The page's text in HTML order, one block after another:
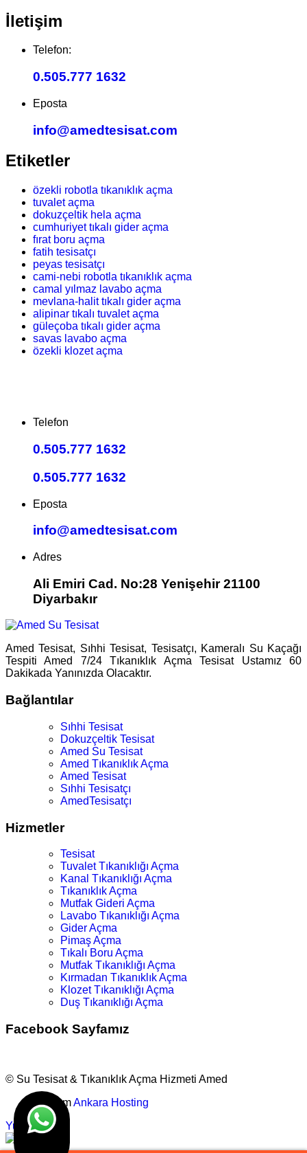
İletişim
Telefon:
0.505.777 1632
Eposta
info@amedtesisat.com
Etiketler
özekli robotla tıkanıklık açma
tuvalet açma
dokuzçeltik hela açma
cumhuriyet tıkalı gider açma
fırat boru açma
fatih tesisatçı
peyas tesisatçı
cami-nebi robotla tıkanıklık açma
camal yılmaz lavabo açma
mevlana-halit tıkalı gider açma
alipinar tıkalı tuvalet açma
güleçoba tıkalı gider açma
savas lavabo açma
özekli klozet açma
Telefon
0.505.777 1632
0.505.777 1632
Eposta
info@amedtesisat.com
Adres
Ali Emiri Cad. No:28 Yenişehir 21100
Diyarbakır
Amed Tesisat, Sıhhi Tesisat, Tesisatçı, Kameralı Su Kaçağı
Tespiti Amed 7/24 Tıkanıklık Açma Tesisat Ustamız 60
Dakikada Yanınızda Olacaktır.
Bağlantılar
Sıhhi Tesisat
Dokuzçeltik Tesisat
Amed Su Tesisat
Amed Tıkanıklık Açma
Amed Tesisat
Sıhhi Tesisatçı
AmedTesisatçı
Hizmetler
Tesisat
Tuvalet Tıkanıklığı Açma
Kanal Tıkanıklığı Açma
Tıkanıklık Açma
Mutfak Gideri Açma
Lavabo Tıkanıklığı Açma
Gider Açma
Pimaş Açma
Tıkalı Boru Açma
Mutfak Tıkanıklığı Açma
Kırmadan Tıkanıklık Açma
Klozet Tıkanıklığı Açma
Duş Tıkanıklığı Açma
Facebook Sayfamız
© Su Tesisat & Tıkanıklık Açma Hizmeti Amed
TasarımAnkara Hosting
Yukarı